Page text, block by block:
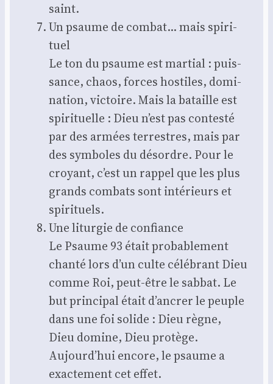
saint.
Un psaume de com­bat… mais spi­ri­
tuel
Le ton du psaume est mar­tial : puis­
sance, chaos, forces hos­tiles, domi­
na­tion, vic­toire. Mais la bataille est
spi­ri­tuelle : Dieu n’est pas contes­té
par des armées ter­restres, mais par
des sym­boles du désordre. Pour le
croyant, c’est un rap­pel que les plus
grands com­bats sont inté­rieurs et
spi­ri­tuels.
Une litur­gie de confiance
Le Psaume 93 était pro­ba­ble­ment
chan­té lors d’un culte célé­brant Dieu
comme Roi, peut-être le sab­bat. Le
but prin­ci­pal était d’ancrer le peuple
dans une foi solide : Dieu règne,
Dieu domine, Dieu pro­tège.
Aujourd’hui encore, le psaume a
exac­te­ment cet effet.